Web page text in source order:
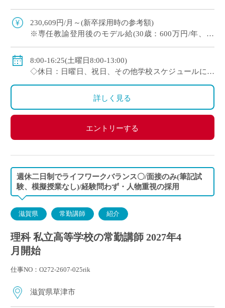
し) ・1クラス30名の少人数授業 […]
230,609円/月～(新卒採用時の参考額)
※専任教諭登用後のモデル給(30歳：600万円/年、35
◇賞与：有(7.0ヶ月分＋α ※過去実績)
◇手当：各種有
◇保険：私学共済、雇用保険、労災保険
8:00-16:25(土曜日8:00-13:00)
◇休日：日曜日、祝日、その他学校スケジュールによ
詳しく見る
エントリーする
週休二日制でライフワークバランス〇/面接のみ(筆記試
験、模擬授業なし)/経験問わず・人物重視の採用
滋賀県 常勤講師 紹介
理科 私立高等学校の常勤講師 2027年4
月開始
仕事NO：O272-2607-025rik
滋賀県草津市